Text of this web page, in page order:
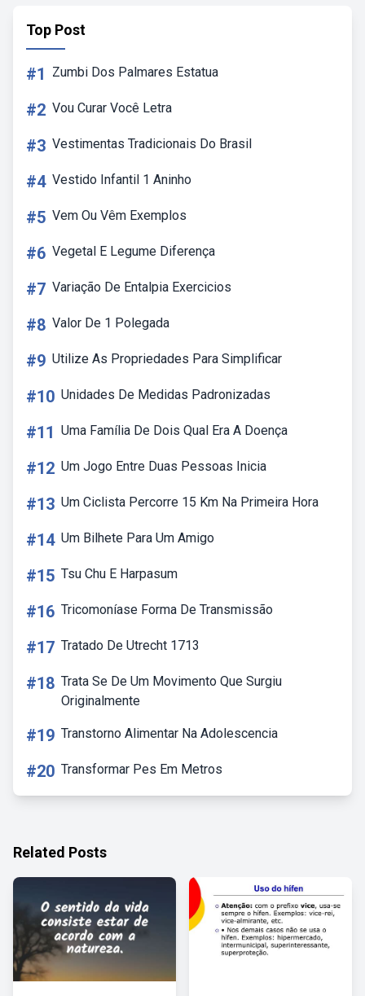
Top Post
#1 Zumbi Dos Palmares Estatua
#2 Vou Curar Você Letra
#3 Vestimentas Tradicionais Do Brasil
#4 Vestido Infantil 1 Aninho
#5 Vem Ou Vêm Exemplos
#6 Vegetal E Legume Diferença
#7 Variação De Entalpia Exercicios
#8 Valor De 1 Polegada
#9 Utilize As Propriedades Para Simplificar
#10 Unidades De Medidas Padronizadas
#11 Uma Família De Dois Qual Era A Doença
#12 Um Jogo Entre Duas Pessoas Inicia
#13 Um Ciclista Percorre 15 Km Na Primeira Hora
#14 Um Bilhete Para Um Amigo
#15 Tsu Chu E Harpasum
#16 Tricomoníase Forma De Transmissão
#17 Tratado De Utrecht 1713
#18 Trata Se De Um Movimento Que Surgiu
Originalmente
#19 Transtorno Alimentar Na Adolescencia
#20 Transformar Pes Em Metros
Related Posts